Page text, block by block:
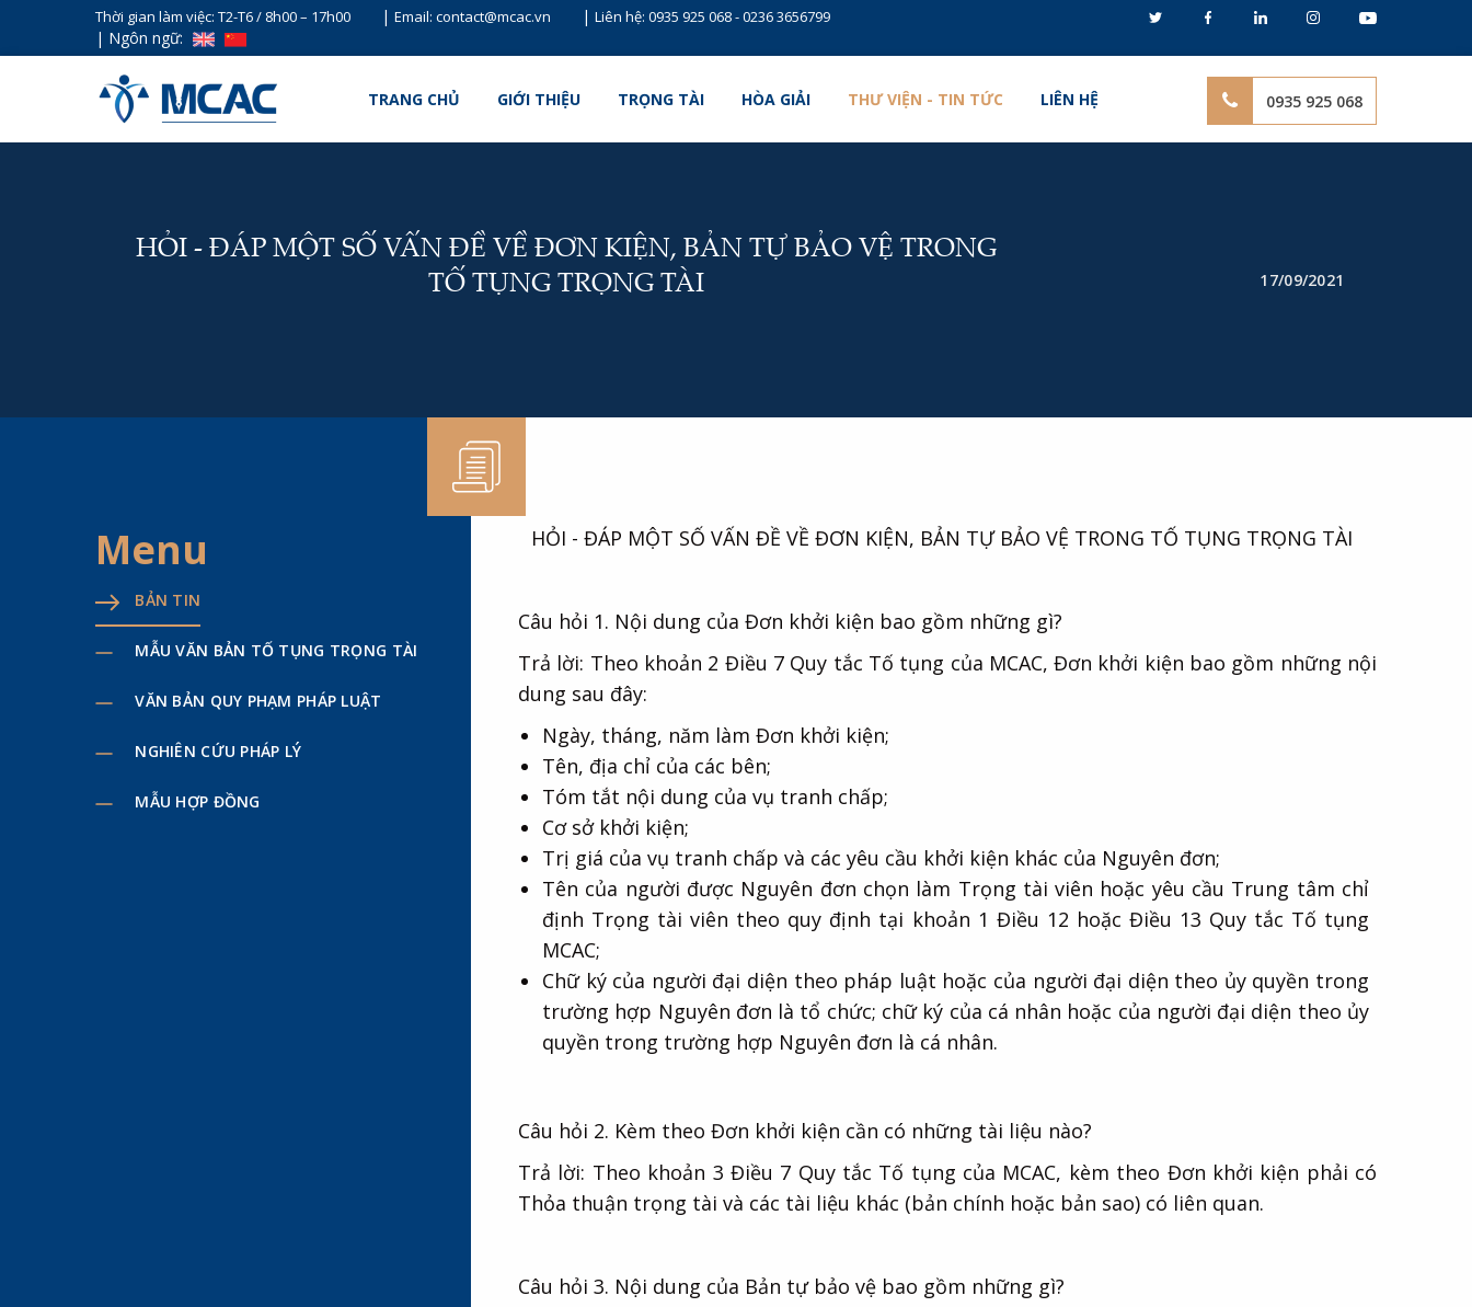
Thời gian làm việc: T2-T6 / 8h00 – 17h00 | Email: contact@mcac.vn | Liên hệ: 0935 925 068-0236 3656799
| Ngôn ngữ:
TRANG CHỦ GIỚI THIỆU TRỌNG TÀI HÒA GIẢI THƯ VIỆN - TIN TỨC LIÊN HỆ 0935 925 068
HỎI - ĐÁP MỘT SỐ VẤN ĐỀ VỀ ĐƠN KIỆN, BẢN TỰ BẢO VỆ TRONG
TỐ TỤNG TRỌNG TÀI
17/09/2021
Menu
BẢN TIN
MẪU VĂN BẢN TỐ TỤNG TRỌNG TÀI
VĂN BẢN QUY PHẠM PHÁP LUẬT
NGHIÊN CỨU PHÁP LÝ
MẪU HỢP ĐỒNG
HỎI - ĐÁP MỘT SỐ VẤN ĐỀ VỀ ĐƠN KIỆN, BẢN TỰ BẢO VỆ TRONG TỐ TỤNG TRỌNG TÀI
Câu hỏi 1. Nội dung của Đơn khởi kiện bao gồm những gì?
Trả lời: Theo khoản 2 Điều 7 Quy tắc Tố tụng của MCAC, Đơn khởi kiện bao gồm những nội
dung sau đây:
Ngày, tháng, năm làm Đơn khởi kiện;
Tên, địa chỉ của các bên;
Tóm tắt nội dung của vụ tranh chấp;
Cơ sở khởi kiện;
Trị giá của vụ tranh chấp và các yêu cầu khởi kiện khác của Nguyên đơn;
Tên của người được Nguyên đơn chọn làm Trọng tài viên hoặc yêu cầu Trung tâm chỉ
định Trọng tài viên theo quy định tại khoản 1 Điều 12 hoặc Điều 13 Quy tắc Tố tụng
MCAC;
Chữ ký của người đại diện theo pháp luật hoặc của người đại diện theo ủy quyền trong
trường hợp Nguyên đơn là tổ chức; chữ ký của cá nhân hoặc của người đại diện theo ủy
quyền trong trường hợp Nguyên đơn là cá nhân.
Câu hỏi 2. Kèm theo Đơn khởi kiện cần có những tài liệu nào?
Trả lời: Theo khoản 3 Điều 7 Quy tắc Tố tụng của MCAC, kèm theo Đơn khởi kiện phải có
Thỏa thuận trọng tài và các tài liệu khác (bản chính hoặc bản sao) có liên quan.
Câu hỏi 3. Nội dung của Bản tự bảo vệ bao gồm những gì?